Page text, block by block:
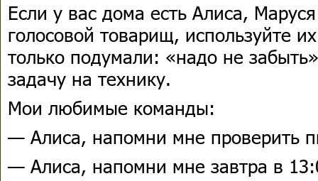
Если у вас дома есть Алиса,
голосовой товарищ, используйте
только подумали: «надо не
задачу на технику.
Мои любимые команды:
— Алиса, напомни мне проверить
— Алиса, напомни мне завтра в